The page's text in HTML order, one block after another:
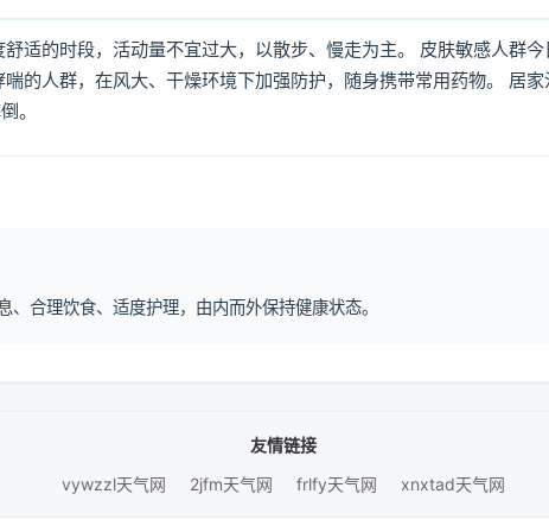
适的时段，活动量不宜过大，以散步、慢走为主。 皮肤敏感人群今
的人群，在风大、干燥环境下加强防护，随身携带常用药物。 居家
。
合理饮食、适度护理，由内而外保持健康状态。
友情链接
vywzzl天气网
2jfm天气网 frlfy天气网 xnxtad天气网